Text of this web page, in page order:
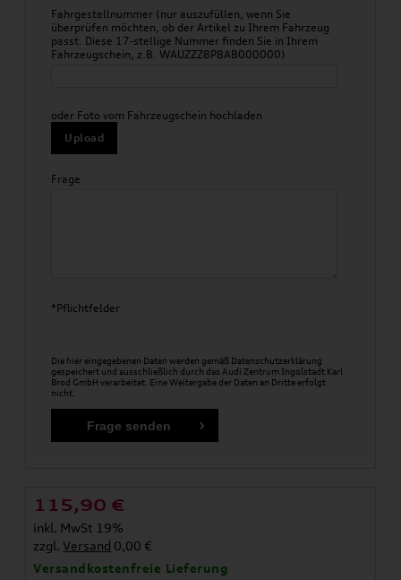
Fahrgestellnummer (nur auszufüllen, wenn Sie
überprüfen möchten, ob der Artikel zu Ihrem Fahrzeug
passt. Diese 17-stellige Nummer finden Sie in Ihrem
Fahrzeugschein, z.B. WAUZZZ8P8AB000000)
oder Foto vom Fahrzeugschein hochladen
Upload
Frage
*Pflichtfelder
Die hier eingegebenen Daten werden gemäß Datenschutzerklärung
gespeichert und ausschließlich durch das Audi Zentrum Ingolstadt Karl
Brod GmbH verarbeitet. Eine Weitergabe der Daten an Dritte erfolgt
nicht.
115,90 €
inkl. MwSt 19%
zzgl.Versand 0,00 €
Versandkostenfreie Lieferung